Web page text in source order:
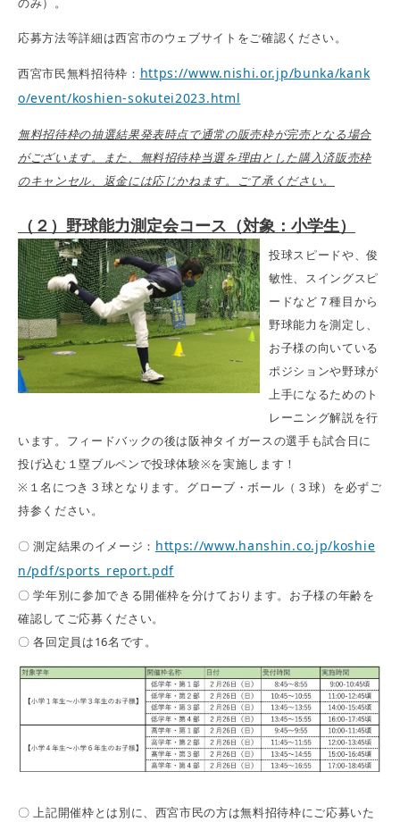
応募方法等詳細は西宮市のウェブサイトをご確認ください。
西宮市民無料招待枠： https://www.nishi.or.jp/bunka/kank
o/event/koshien-sokutei2023.html
無料招待枠の抽選結果発表時点で通常の販売枠が完売となる場合
がございます。また、無料招待枠当選を理由とした購入済販売枠
のキャンセル、返金には応じかねます。ご了承ください。
（２）野球能力測定会コース（対象：小学生）
投球スピードや、俊
敏性、スイングスピ
ードなど７種目から
野球能力を測定し、
お子様の向いている
ポジションや野球が
上手になるためのト
レーニング解説を行
います。フィードバックの後は阪神タイガースの選手も試合日に
投げ込む１塁ブルペンで投球体験※を実施します！
※１名につき３球となります。グローブ・ボール（３球）を必ずご
持参ください。
〇 測定結果のイメージ： https://www.hanshin.co.jp/koshie
n/pdf/sports_report.pdf
〇 学年別に参加できる開催枠を分けております。お子様の年齢を
確認してご応募ください。
〇 各回定員は16名です。
〇 上記開催枠とは別に、西宮市民の方は無料招待枠にご応募いた